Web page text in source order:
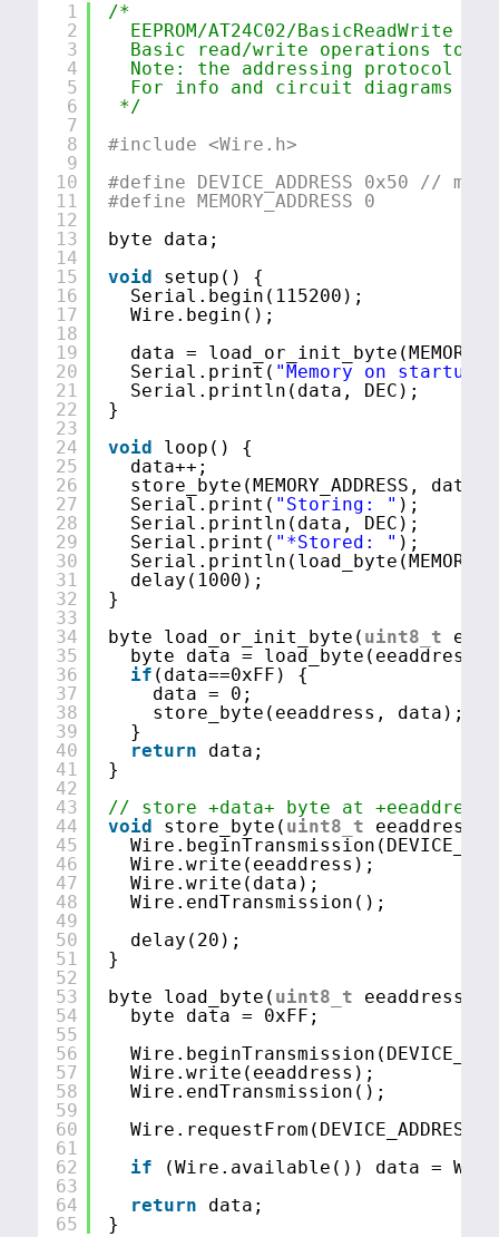
1
2
3
4
5
6
7
8
9
10
11
12
13
14
15
16
17
18
19
20
21
22
23
24
25
26
27
28
29
30
31
32
33
34
35
36
37
38
39
40
41
42
43
44
45
46
47
48
49
50
51
52
53
54
55
56
57
58
59
60
61
62
63
64
65
/*
EEPROM/AT24C02/BasicReadWrite
Basic read/write operations to
Note: the addressing protocol
For info and circuit diagrams
*/
#include <Wire.h>
#define DEVICE_ADDRESS 0x50 //
#define MEMORY_ADDRESS 0
byte data;
void
setup() {
Serial.begin(115200);
Wire.begin();
data =
Serial.print( "Memory on startup:
Serial.println(data, DEC);
}
void
loop() {
data++;
store_byte(MEMORY_ADDRESS, data);
Serial.print( "Storing: " );
Serial.println(data, DEC);
Serial.print( "*Stored: " );
delay(1000);
}
byte load_or_init_byte( uint8_t
byte data = load_byte(eeaddress);
if (data==0xFF) {
data = 0;
store_byte(eeaddress, data);
}
return
data;
}
// store +data+ byte at +eeaddress+
void
store_byte( uint8_t
Wire.write(eeaddress);
Wire.write(data);
Wire.endTransmission();
delay(20);
}
byte load_byte( uint8_t
eeaddress) {
byte data = 0xFF;
Wire.write(eeaddress);
Wire.endTransmission();
if
(Wire.available()) data =
return
data;
}